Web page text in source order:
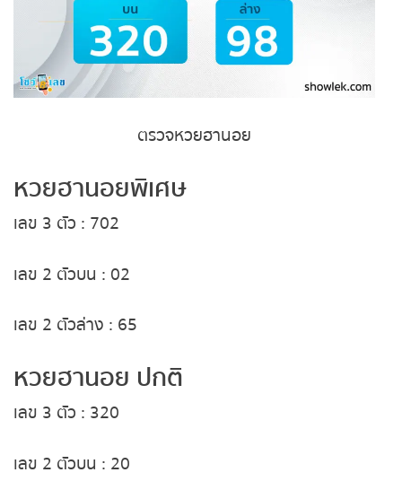
หวยหุ้นจีน เช้า
หวยหุ้นจีน บ่าย
หวยหุ้นอิยิป
หวยหุ้นเยอรมัน
หวยหุ้นอังกฤษ
หวยหุ้นรัสเซีย
หวยหุ้นอินเดีย
หวยหุ้นดาวโจนส์
ตรวจหวยฮานอย
หวยฮานอยพิเศษ
เลข 3 ตัว : 702
เลข 2 ตัวบน : 02
เลข 2 ตัวล่าง : 65
หวยฮานอย ปกติ
เลข 3 ตัว : 320
เลข 2 ตัวบน : 20